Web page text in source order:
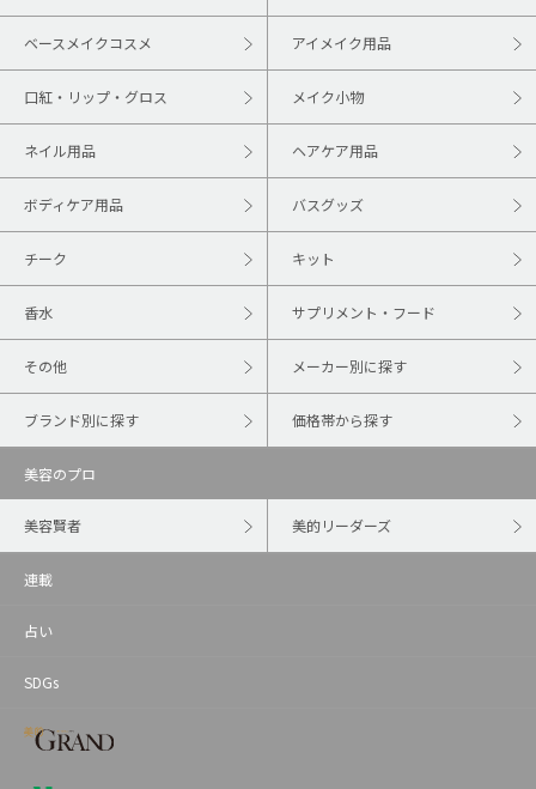
ベースメイクコスメ アイメイク用品
口紅・リップ・グロス メイク小物
ネイル用品 ヘアケア用品
ボディケア用品 バスグッズ
チーク キット
香水 サプリメント・フード
その他 メーカー別に探す
ブランド別に探す 価格帯から探す
美容のプロ
美容賢者 美的リーダーズ
連載
占い
SDGs